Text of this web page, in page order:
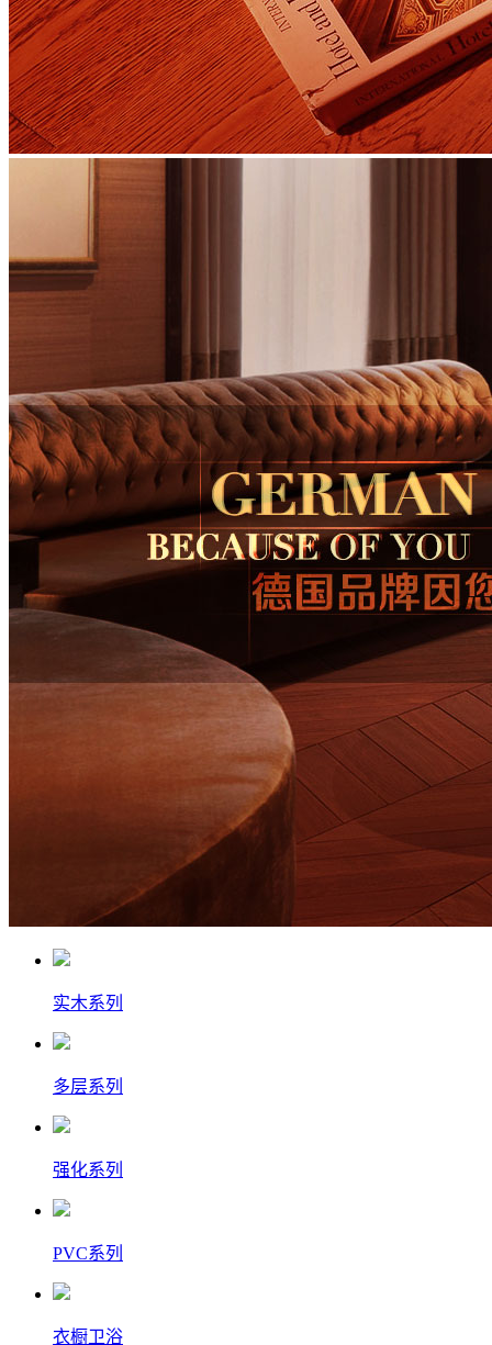
实木系列
多层系列
强化系列
PVC系列
衣橱卫浴